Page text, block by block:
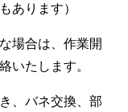
あります）
場合は、作業開
いたします。
、バネ交換、部